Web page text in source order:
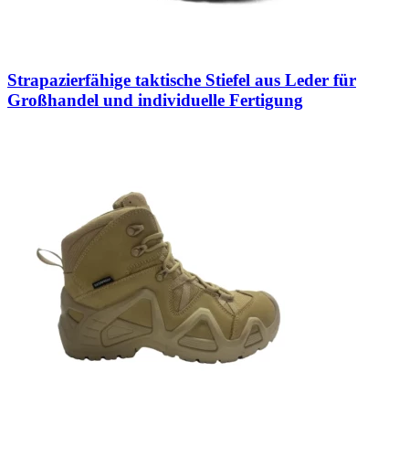
Strapazierfähige taktische Stiefel aus Leder für
Großhandel und individuelle Fertigung